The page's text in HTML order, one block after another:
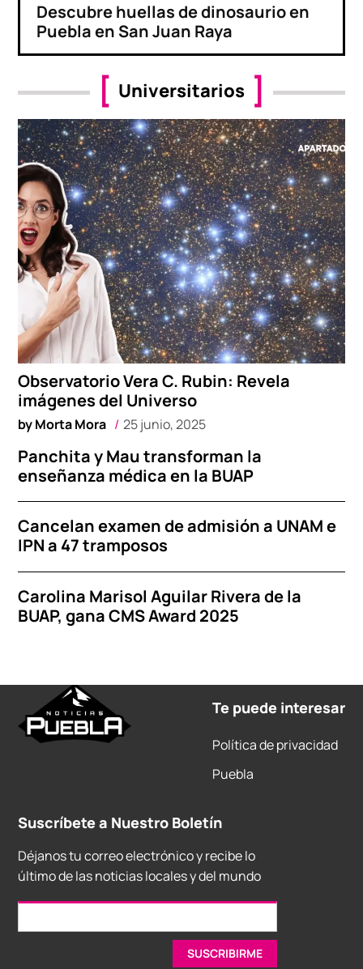
Descubre huellas de dinosaurio en
Puebla en San Juan Raya
Universitarios
Observatorio Vera C. Rubin: Revela
imágenes del Universo
byMorta Mora 25 junio, 2025
Panchita y Mau transforman la
enseñanza médica en la BUAP
Cancelan examen de admisión a UNAM e
IPN a 47 tramposos
Carolina Marisol Aguilar Rivera de la
BUAP, gana CMS Award 2025
Te puede interesar
Política de privacidad
Puebla
Suscríbete a Nuestro Boletín
Déjanos tu correo electrónico y recibe lo
último de las noticias locales y del mundo